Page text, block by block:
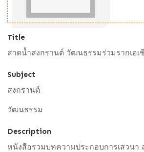
Title
สาดน้ำสงกรานต์ วัฒนธรรมร่วมรากเอเ
Subject
สงกรานต์
วัฒนธรรม
Description
หนังสือรวมบทความประกอบการเสวนา